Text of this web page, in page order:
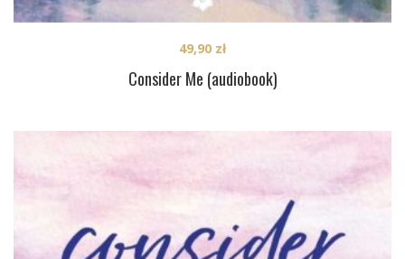
Consider Me (audiobook)
49,90 zł